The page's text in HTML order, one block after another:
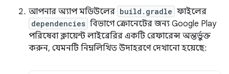
আপনার অ্যাপ মডিউলের build.gradle ফাইলের
dependencies বিভাগে ক্রোনেটের জন্য Google Play
পরিষেবা ক্লায়েন্ট লাইব্রেরির একটি রেফারেন্স অন্তর্ভুক্ত
করুন, যেমনটি নিম্নলিখিত উদাহরণে দেখানো হয়েছে: